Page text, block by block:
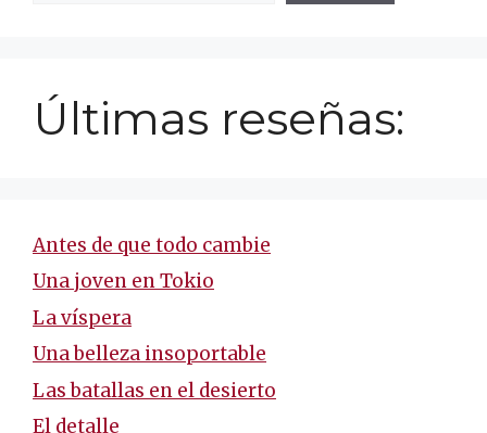
Últimas reseñas:
Antes de que todo cambie
Una joven en Tokio
La víspera
Una belleza insoportable
Las batallas en el desierto
El detalle